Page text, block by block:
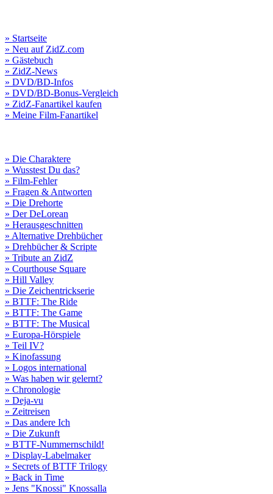
» Startseite
» Neu auf ZidZ.com
» Gästebuch
» ZidZ-News
» DVD/BD-Infos
» DVD/BD-Bonus-Vergleich
» ZidZ-Fanartikel kaufen
» Meine Film-Fanartikel
» Die Charaktere
» Wusstest Du das?
» Film-Fehler
» Fragen & Antworten
» Die Drehorte
» Der DeLorean
» Herausgeschnitten
» Alternative Drehbücher
» Drehbücher & Scripte
» Tribute an ZidZ
» Courthouse Square
» Hill Valley
» Die Zeichentrickserie
» BTTF: The Ride
» BTTF: The Game
» BTTF: The Musical
» Europa-Hörspiele
» Teil IV?
» Kinofassung
» Logos international
» Was haben wir gelernt?
» Chronologie
» Deja-vu
» Zeitreisen
» Das andere Ich
» Die Zukunft
» BTTF-Nummernschild!
» Display-Labelmaker
» Secrets of BTTF Trilogy
» Back in Time
» Jens "Knossi" Knossalla